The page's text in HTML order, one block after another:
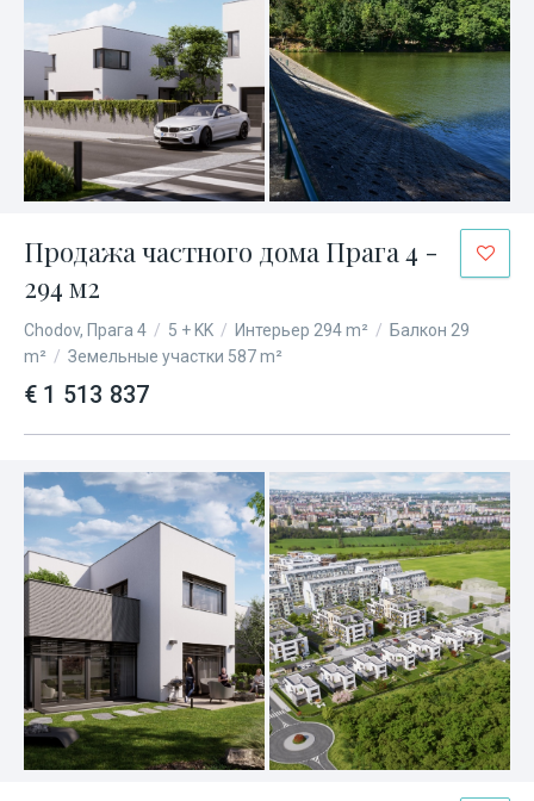
Продажа частного дома Прага 4 -
294 м2
Chodov, Прага 4 / 5 + KK / Интерьер 294 m² / Балкон 29
m² / Земельные участки 587 m²
€ 1 513 837